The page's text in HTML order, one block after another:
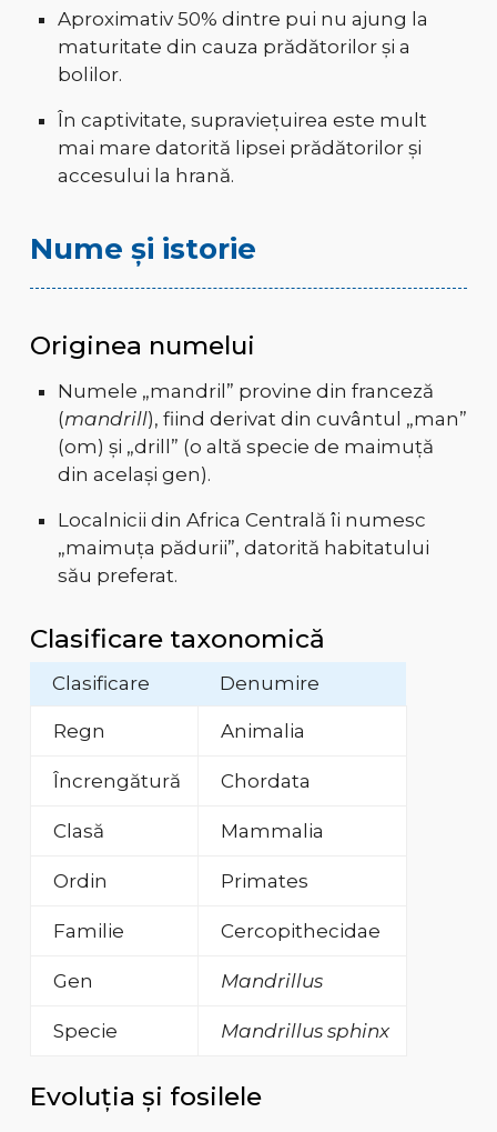
Aproximativ 50% dintre pui nu ajung la
maturitate din cauza prădătorilor și a
bolilor.
În captivitate, supraviețuirea este mult
mai mare datorită lipsei prădătorilor și
accesului la hrană.
Nume și istorie
Originea numelui
Numele „mandril” provine din franceză
(mandrill), fiind derivat din cuvântul „man”
(om) și „drill” (o altă specie de maimuță
din același gen).
Localnicii din Africa Centrală îi numesc
„maimuța pădurii”, datorită habitatului
său preferat.
Clasificare taxonomică
Clasificare Denumire
Regn Animalia
Încrengătură Chordata
Clasă Mammalia
Ordin Primates
Familie Cercopithecidae
Gen Mandrillus
Specie Mandrillus sphinx
Evoluția și fosilele